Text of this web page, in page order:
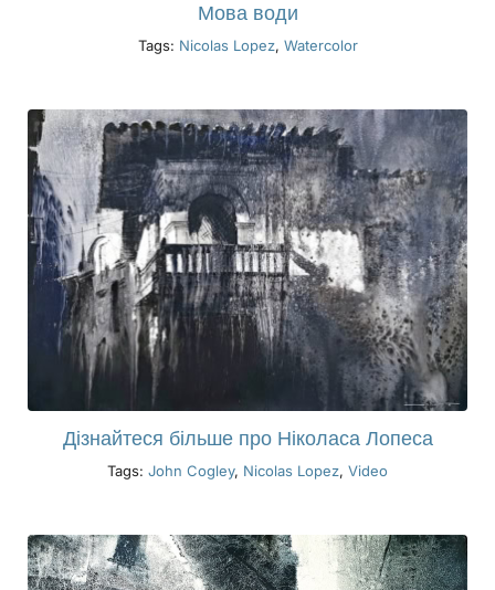
Мова води
Tags: Nicolas Lopez, Watercolor
Дізнайтеся більше про Ніколаса Лопеса
Tags: John Cogley, Nicolas Lopez, Video